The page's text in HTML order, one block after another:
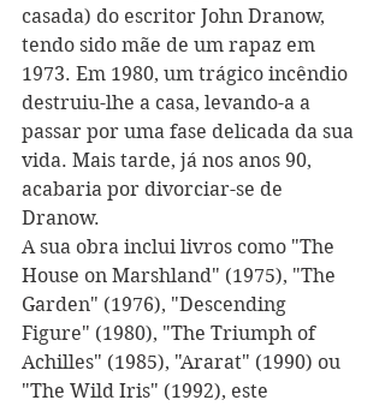
casada) do escritor John Dranow,
tendo sido mãe de um rapaz em
1973. Em 1980, um trágico incêndio
destruiu-lhe a casa, levando-a a
passar por uma fase delicada da sua
vida. Mais tarde, já nos anos 90,
acabaria por divorciar-se de
Dranow.
A sua obra inclui livros como "The
House on Marshland" (1975), "The
Garden" (1976), "Descending
Figure" (1980), "The Triumph of
Achilles" (1985), "Ararat" (1990) ou
"The Wild Iris" (1992), este